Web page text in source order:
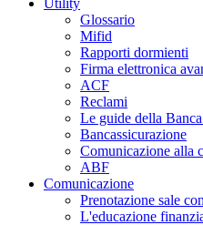
Utility
Glossario
Mifid
Rapporti dormienti
Firma elettronica
ACF
Reclami
Le guide della
Bancassicurazione
Comunicazione alla
ABF
Comunicazione
Prenotazione sale
L'educazione